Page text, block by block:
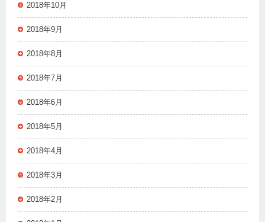
2018年10月
2018年9月
2018年8月
2018年7月
2018年6月
2018年5月
2018年4月
2018年3月
2018年2月